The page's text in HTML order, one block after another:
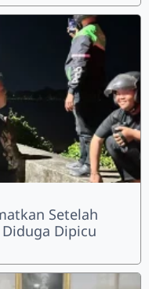
Setelah
Dipicu